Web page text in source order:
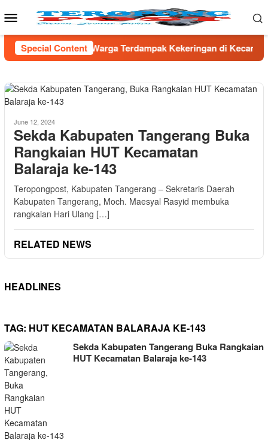
to
Mobile
Menu
Special Content
Terdampak Kekeringan di Kecamatan Kronjo
June 12, 2024
Sekda Kabupaten Tangerang Buka
Rangkaian HUT Kecamatan
Balaraja ke-143
Teropongpost, Kabupaten Tangerang – Sekretaris Daerah
Kabupaten Tangerang, Moch. Maesyal Rasyid membuka
rangkaian Hari Ulang […]
RELATED NEWS
HEADLINES
TAG: HUT KECAMATAN BALARAJA KE-143
Sekda Kabupaten Tangerang Buka Rangkaian
HUT Kecamatan Balaraja ke-143